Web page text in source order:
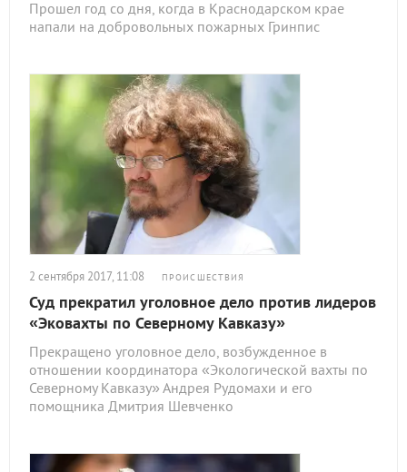
Прошел год со дня, когда в Краснодарском крае
напали на добровольных пожарных Гринпис
2 сентября 2017, 11:08 ПРОИСШЕСТВИЯ
Суд прекратил уголовное дело против лидеров
«Эковахты по Северному Кавказу»
Прекращено уголовное дело, возбужденное в
отношении координатора «Экологической вахты по
Северному Кавказу» Андрея Рудомахи и его
помощника Дмитрия Шевченко